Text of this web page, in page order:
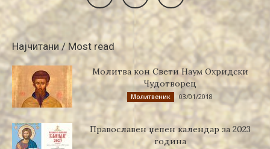
Најчитани / Most read
Молитва кон Свети Наум Охридски
Чудотворец
Молитвеник 03/01/2018
Православен џепен календар за 2023
година